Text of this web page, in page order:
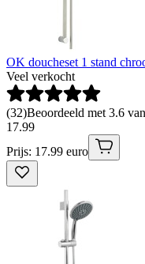
OK doucheset 1 stand
Veel verkocht
(32)Beoordeeld met 3.6
17.99
Prijs: 17.99 euro